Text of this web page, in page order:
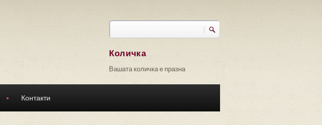
Търси
Количка
Вашата количка е празна
Контакти